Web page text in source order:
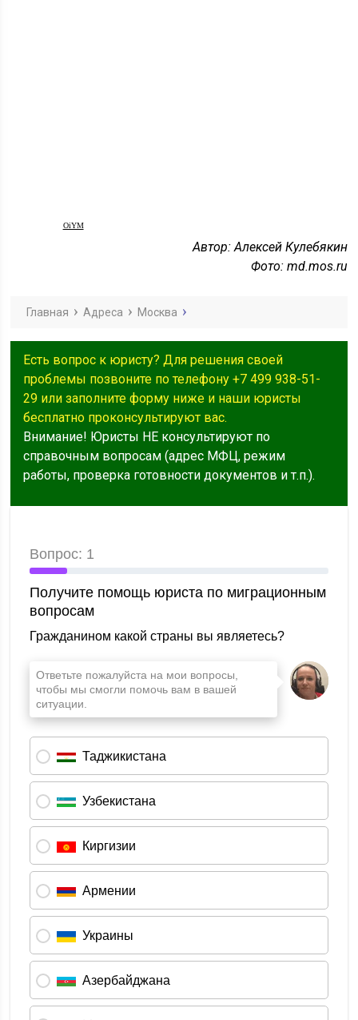
OiYM
Автор: Алексей Кулебякин
Фото: md.mos.ru
Главная Адреса Москва
Есть вопрос к юристу? Для решения своей
проблемы позвоните по телефону +7 499 938-51-
29 или заполните форму ниже и наши юристы
бесплатно проконсультируют вас.
Внимание! Юристы НЕ консультируют по
справочным вопросам (адрес МФЦ, режим
работы, проверка готовности документов и т.п.).